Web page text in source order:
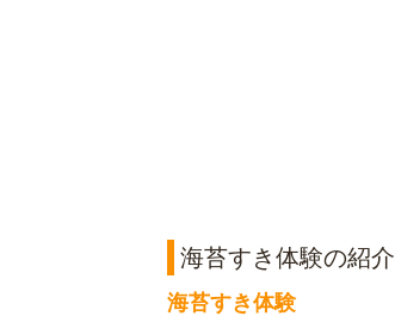
海苔すき体験の紹介
海苔すき体験